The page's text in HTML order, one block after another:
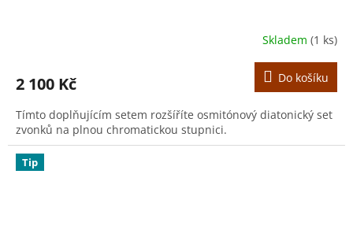
Skladem (1 ks)
2 100 Kč Do košíku
Tímto doplňujícím setem rozšíříte osmitónový diatonický set
zvonků na plnou chromatickou stupnici.
Tip